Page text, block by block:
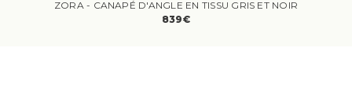
ZORA - CANAPÉ D'ANGLE EN TISSU GRIS ET NOIR
839€